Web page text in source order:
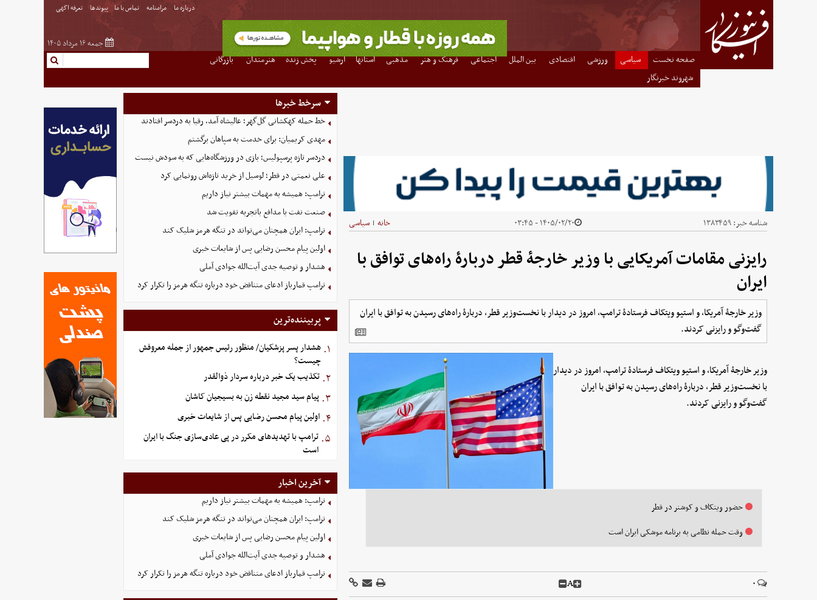
درباره ما مرامنامه تماس با ما پیوندها تعرفه اگهی
جمعه ۱۶ مرداد ۱۴۰۵
صفحه نخست سیاسی ورزشی اقتصادی بین الملل اجتماعی فرهنگ و هنر مذهبی استانها آرشیو پخش زنده هنرمندان
بازرگانی
شهروند خبرنگار
شناسه خبر:۱۳۸۳۴۵۹ ۱۴۰۵/۰۲/۲۰ - ۰۳:۴۵ خانه | سیاسی
رایزنی مقامات آمریکایی با وزیر خارجۀ قطر دربارۀ راه‌های توافق با
ایران
وزیر خارجۀ آمریکا، و استیو ویتکاف فرستادۀ ترامپ، امروز در دیدار با نخست‌وزیر قطر، دربارۀ راه‌های رسیدن به توافق با ایران
گفت‌وگو و رایزنی کردند.
وزیر خارجۀ آمریکا، و استیو ویتکاف فرستادۀ ترامپ، امروز در دیدار
با نخست‌وزیر قطر، دربارۀ راه‌های رسیدن به توافق با ایران
گفت‌وگو و رایزنی کردند.
حضور ویتکاف و کوشنر در قطر
وقت حمله نظامی به برنامه موشکی ایران است
۰ A
سرخط خبرها
خط حمله کهکشانی گل‌گهر؛ عالیشاه آمد، رقبا به دردسر افتادند
مهدی کریمیان: برای خدمت به سپاهان برگشتم
دردسر تازه پرسپولیس؛ بازی در ورزشگاه‌هایی که به سودش نیست
علی نعمتی در قطر؛ لوسیل از خرید تازه‌اش رونمایی کرد
ترامپ: همیشه به مهمات بیشتر نیاز داریم
صنعت نفت با مدافع باتجربه تقویت شد
ترامپ: ایران همچنان می‌تواند در تنگه هرمز شلیک کند
اولین پیام محسن رضایی پس از شایعات خبری
هشدار و توصیه جدی آیت‌الله جوادی آملی
ترامپ قمارباز ادعای متناقض خود درباره تنگه هرمز را تکرار کرد
پربیننده‌ترین
۱. هشدار پسر پزشکیان/ منظور رئیس جمهور از جمله معروفش
چیست؟
۲. تکذیب یک خبر درباره سردار ذوالقدر
۳. پیام سید مجید نقطه زن به بسیجیان کاشان
۴. اولین پیام محسن رضایی پس از شایعات خبری
۵. ترامپ با تهدیدهای مکرر در پی عادی‌سازی جنگ با ایران
است
آخرین اخبار
ترامپ: همیشه به مهمات بیشتر نیاز داریم
ترامپ: ایران همچنان می‌تواند در تنگه هرمز شلیک کند
اولین پیام محسن رضایی پس از شایعات خبری
هشدار و توصیه جدی آیت‌الله جوادی آملی
ترامپ قمارباز ادعای متناقض خود درباره تنگه هرمز را تکرار کرد